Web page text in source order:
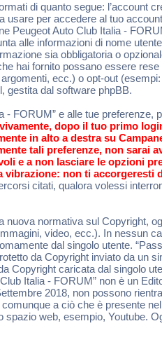
di quanto segue: l’account
usare per accedere al tuo
Peugeot Auto Club Italia -
alle informazioni di nome
sia obbligatoria o
hai fornito possano essere
ecc.) o opt-out
gestita dal software phpBB.
FORUM” e alle tue
dopo il tuo primo
in alto a destra su
tali preferenze, non sarai
e a non lasciare le opzioni
non ti
citati, qualora volessi
normativa sul Copyright,
video, ecc.). In nessun
dal singolo utente.
da Copyright inviato da un
Copyright caricata dal singolo
Italia - FORUM” non è un
2018, non possono
a ciò che è presente
web, esempio, Youtube.